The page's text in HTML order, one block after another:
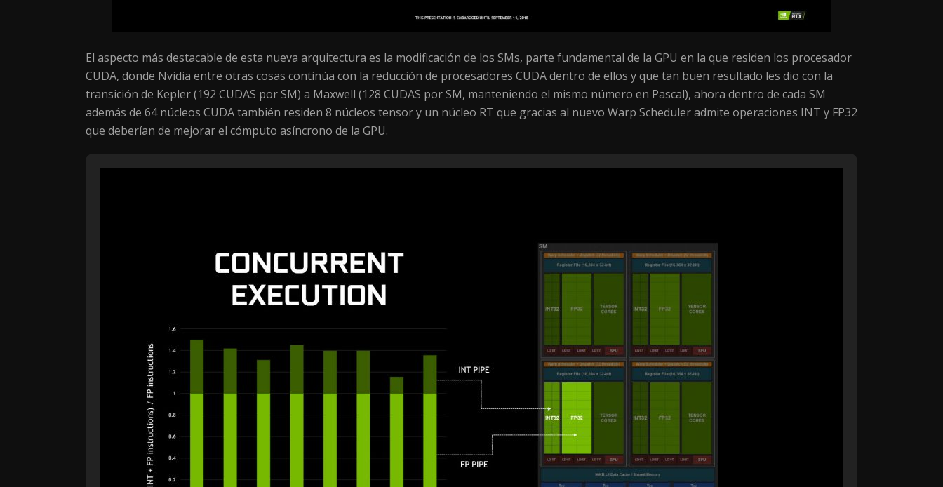
El aspecto más destacable de esta nueva arquitectura es la modificación de los SMs, parte fundamental de la GPU en la que residen los procesador
CUDA, donde Nvidia entre otras cosas continúa con la reducción de procesadores CUDA dentro de ellos y que tan buen resultado les dio con la
transición de Kepler (192 CUDAS por SM) a Maxwell (128 CUDAS por SM, manteniendo el mismo número en Pascal), ahora dentro de cada SM
además de 64 núcleos CUDA también residen 8 núcleos tensor y un núcleo RT que gracias al nuevo Warp Scheduler admite operaciones INT y FP32
que deberían de mejorar el cómputo asíncrono de la GPU.